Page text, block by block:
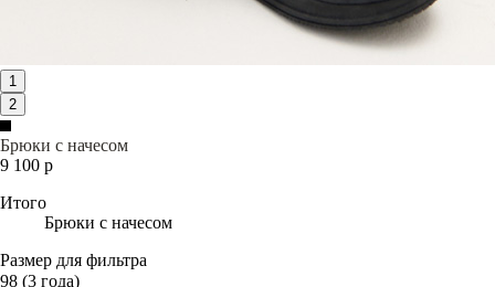
1
2
Брюки с начесом
9 100 р
Итого
Брюки с начесом
Размер для фильтра
98 (3 года)